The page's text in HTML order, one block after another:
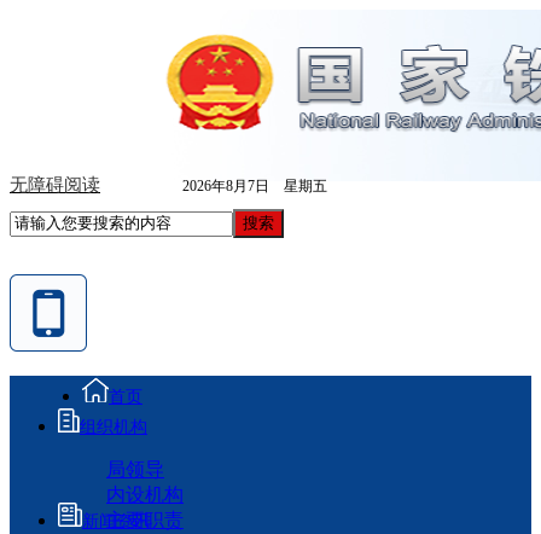
无障碍阅读 2026年8月7日 星期五
首页
组织机构
局领导
内设机构
主要职责
新闻资讯